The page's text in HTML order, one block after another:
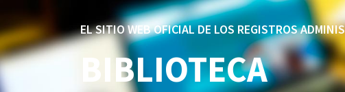
EL SITIO WEB OFICIAL DE LOS REGISTROS
BIBLIOTECA